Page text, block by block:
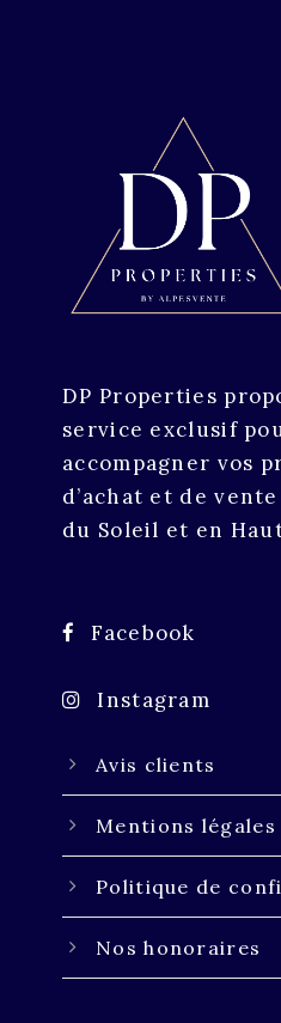
DP Properties
service exclusif
accompagner vos
d’achat et de
du Soleil et en
Facebook
Instagram
Avis clients
Mentions légales
Politique de
Nos honoraires